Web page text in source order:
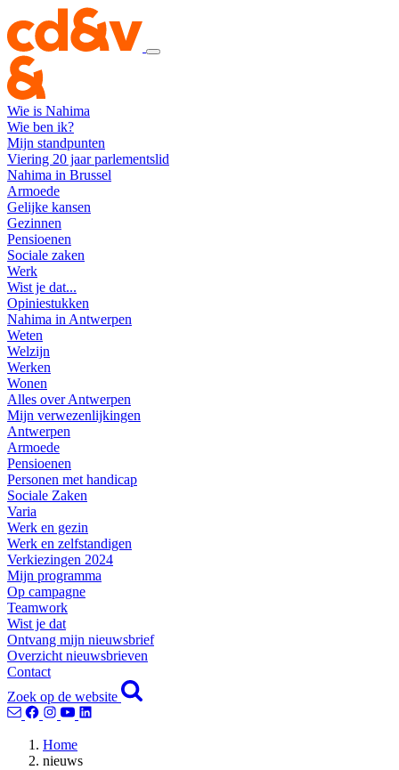
Wie is Nahima
Wie ben ik?
Mijn standpunten
Viering 20 jaar parlementslid
Nahima in Brussel
Armoede
Gelijke kansen
Gezinnen
Pensioenen
Sociale zaken
Werk
Wist je dat...
Opiniestukken
Nahima in Antwerpen
Weten
Welzijn
Werken
Wonen
Alles over Antwerpen
Mijn verwezenlijkingen
Antwerpen
Armoede
Pensioenen
Personen met handicap
Sociale Zaken
Varia
Werk en gezin
Werk en zelfstandigen
Verkiezingen 2024
Mijn programma
Op campagne
Teamwork
Wist je dat
Ontvang mijn nieuwsbrief
Overzicht nieuwsbrieven
Contact
Zoek op de website
Home
nieuws